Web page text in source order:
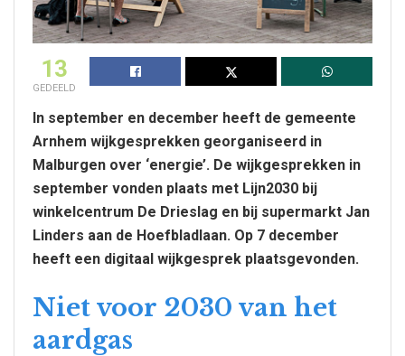
13
GEDEELD
In september en december heeft de gemeente
Arnhem wijkgesprekken georganiseerd in
Malburgen over ‘energie’. De wijkgesprekken in
september vonden plaats met Lijn2030 bij
winkelcentrum De Drieslag en bij supermarkt Jan
Linders aan de Hoefbladlaan. Op 7 december
heeft een digitaal wijkgesprek plaatsgevonden.
Niet voor 2030 van het
aardgas